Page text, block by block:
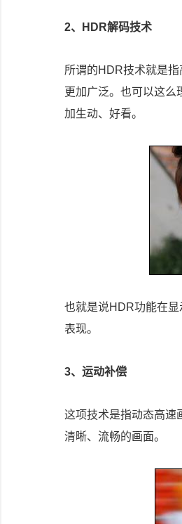
2、HDR解码技术
所谓的HDR技术就是
更加广泛。也可以这么
加生动、好看。
也就是说HDR功能在
表现。
3、运动补偿
这项技术是指动态高速
清晰、流畅的画面。